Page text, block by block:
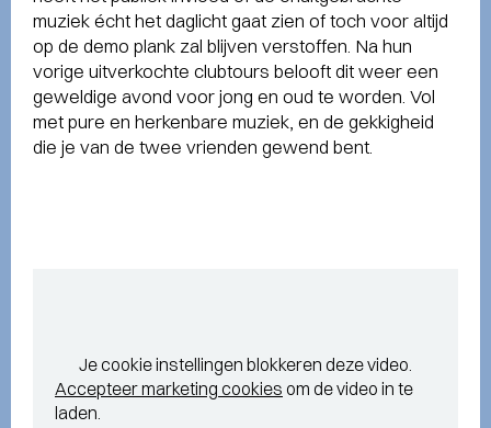
muziek écht het daglicht gaat zien of toch voor altijd
op de demo plank zal blijven verstoffen. Na hun
vorige uitverkochte clubtours belooft dit weer een
geweldige avond voor jong en oud te worden. Vol
met pure en herkenbare muziek, en de gekkigheid
die je van de twee vrienden gewend bent.
Je cookie instellingen blokkeren deze video.
Accepteer marketing cookies om de video in te
laden.